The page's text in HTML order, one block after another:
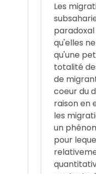
Les
paradoxal
qu'elles
qu'une
totalité
de
coeur du
raison en
les
un
pour